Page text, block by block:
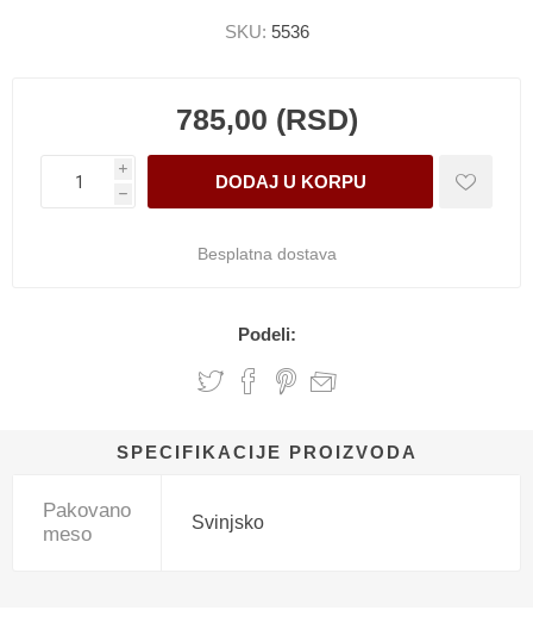
SKU: 5536
785,00 (RSD)
i
h
Besplatna dostava
Podeli:
SPECIFIKACIJE PROIZVODA
Pakovano
meso
Svinjsko